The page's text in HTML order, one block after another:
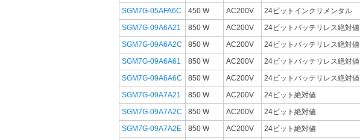
SGM7G-05AFA6C
450 W AC200V 24ビットインクリメンタル
SGM7G-09A6A21
850 W AC200V 24ビットバッテリレス絶対値
SGM7G-09A6A2C
850 W AC200V 24ビットバッテリレス絶対値
SGM7G-09A6A61
850 W AC200V 24ビットバッテリレス絶対値
SGM7G-09A6A6C
850 W AC200V 24ビットバッテリレス絶対値
SGM7G-09A7A21
850 W AC200V 24ビット絶対値
SGM7G-09A7A2C
850 W AC200V 24ビット絶対値
SGM7G-09A7A2E
850 W AC200V 24ビット絶対値